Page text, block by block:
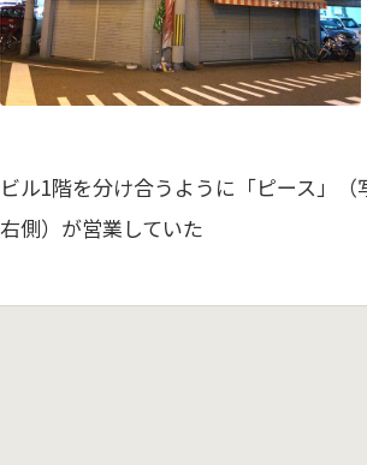
ビル1階を分け合うように「ピース」
右側）が営業していた